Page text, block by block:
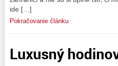
ide […]
Pokračovanie článku
Luxusný